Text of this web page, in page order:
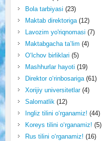
Bola tarbiyasi (23)
Maktab direktoriga(12)
Lavozim yo'riqnomasi (7)
Maktabgacha ta’lim (4)
O‘lchov birliklari (5)
Mashhurlar hayoti (19)
Direktor o‘rinbosariga(61)
Xorijiy universitetlar(4)
Salomatlik(12)
Ingliz tilini o‘rganamiz! (44)
Koreys tilini o‘rganamiz! (5)
Rus tilini o‘rganamiz! (16)